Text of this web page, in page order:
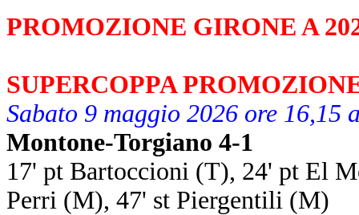
PROMOZIONE GIRONE A
SUPERCOPPA
Sabato 9 maggio 2026 ore 16,15
Montone-Torgiano 4-1
17' pt Bartoccioni (T), 24' pt El
Perri (M), 47' st Piergentili (M)